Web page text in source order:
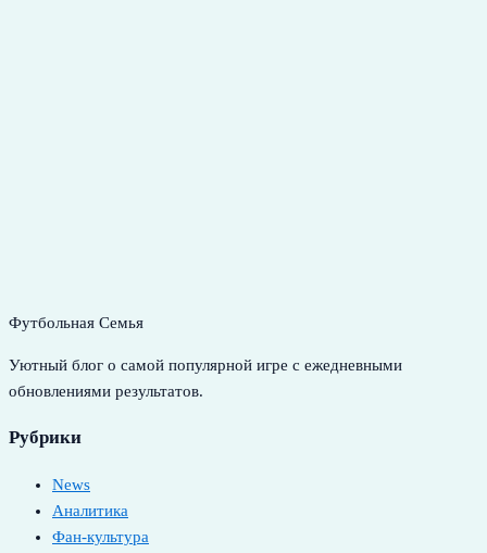
Футбольная Семья
Уютный блог о самой популярной игре с ежедневными
обновлениями результатов.
Рубрики
News
Аналитика
Фан-культура